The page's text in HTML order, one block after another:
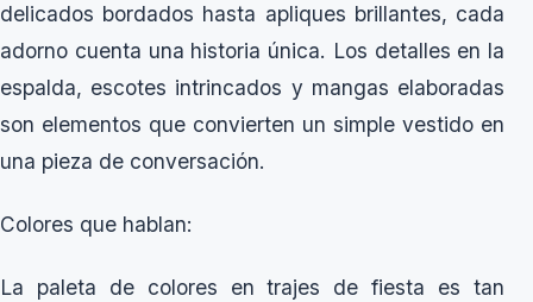
delicados bordados hasta apliques brillantes, cada
adorno cuenta una historia única. Los detalles en la
espalda, escotes intrincados y mangas elaboradas
son elementos que convierten un simple vestido en
una pieza de conversación.
Colores que hablan:
La paleta de colores en trajes de fiesta es tan